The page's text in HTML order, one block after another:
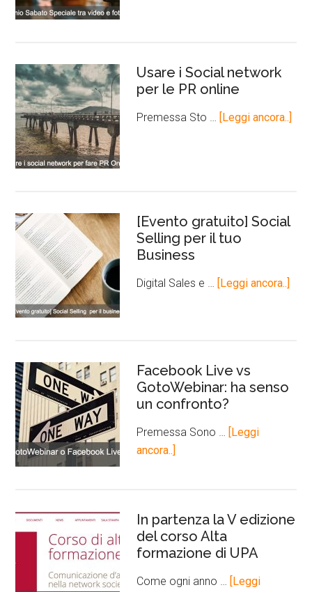
Usare i Social network
per le PR online
Premessa Sto … [Leggi ancora..]
[Evento gratuito] Social
Selling per il tuo
Business
Digital Sales e … [Leggi ancora..]
Facebook Live vs
GotoWebinar: ha senso
un confronto?
Premessa Sono …
[Leggi
ancora..]
In partenza la V edizione
del corso Alta
formazione di UPA
Come ogni anno …
[Leggi